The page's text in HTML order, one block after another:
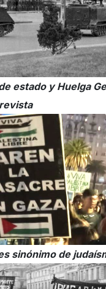
estado y Huelga
sinónimo de